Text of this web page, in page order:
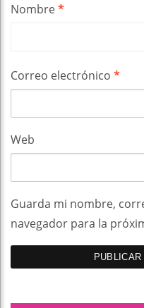
Nombre*
Correo electrónico *
Web
Guarda mi nombre,
navegador para la